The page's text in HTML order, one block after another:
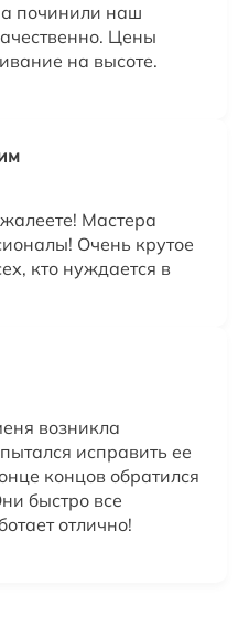
починили наш
Цены
на высоте.
Мастера
Очень крутое
кто нуждается в
возникла
исправить ее
концов обратился
быстро все
отлично!